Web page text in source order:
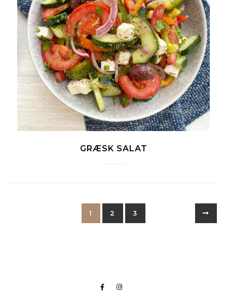
GRÆSK SALAT
1 2 3